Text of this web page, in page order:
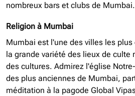
nombreux bars et clubs de Mumbai.
Religion à Mumbai
Mumbai est l'une des villes les
la grande variété des lieux de culte
des cultures. Admirez l'église
des plus anciennes de Mumbai,
méditation à la pagode Global